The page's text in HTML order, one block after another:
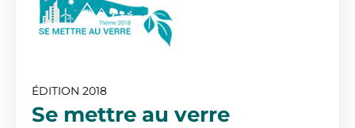
ÉDITION 2018
Se mettre au verre